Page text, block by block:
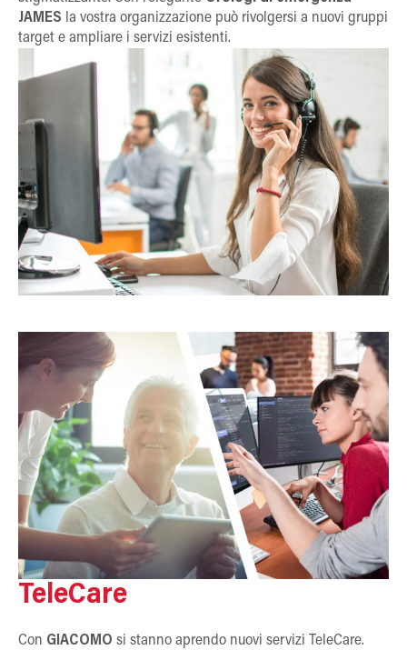
JAMES la vostra organizzazione può rivolgersi a nuovi gruppi
target e ampliare i servizi esistenti.
TeleCare
Con GIACOMO si stanno aprendo nuovi servizi TeleCare.